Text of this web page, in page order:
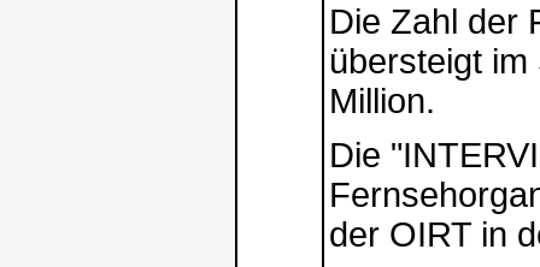
Die Zahl der
übersteigt
Million.
Die
der OIRT in